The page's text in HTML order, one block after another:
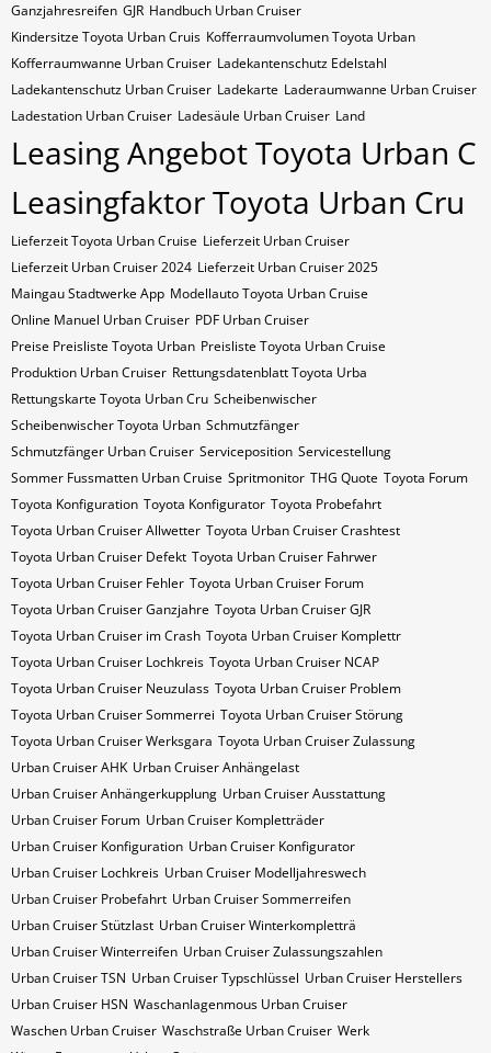
Ganzjahresreifen GJR Handbuch Urban Cruiser
Kindersitze Toyota Urban Cruis Kofferraumvolumen Toyota Urban
Kofferraumwanne Urban Cruiser Ladekantenschutz Edelstahl
Ladekantenschutz Urban Cruiser Ladekarte Laderaumwanne Urban Cruiser
Ladestation Urban Cruiser Ladesäule Urban Cruiser Land
Leasing Angebot Toyota Urban C
Leasingfaktor Toyota Urban Cru
Lieferzeit Toyota Urban Cruise Lieferzeit Urban Cruiser
Lieferzeit Urban Cruiser 2024 Lieferzeit Urban Cruiser 2025
Maingau Stadtwerke App Modellauto Toyota Urban Cruise
Online Manuel Urban Cruiser PDF Urban Cruiser
Preise Preisliste Toyota Urban Preisliste Toyota Urban Cruise
Produktion Urban Cruiser Rettungsdatenblatt Toyota Urba
Rettungskarte Toyota Urban Cru Scheibenwischer
Scheibenwischer Toyota​ Urban Schmutzfänger
Schmutzfänger Urban Cruiser Serviceposition Servicestellung
Sommer Fussmatten Urban Cruise Spritmonitor THG Quote Toyota Forum
Toyota Konfiguration Toyota Konfigurator Toyota Probefahrt
Toyota Urban Cruiser Allwetter Toyota Urban Cruiser Crashtest
Toyota Urban Cruiser Defekt Toyota Urban Cruiser Fahrwer
Toyota Urban Cruiser Fehler Toyota Urban Cruiser Forum
Toyota Urban Cruiser Ganzjahre Toyota Urban Cruiser GJR
Toyota Urban Cruiser im Crash Toyota Urban Cruiser Komplettr
Toyota Urban Cruiser Lochkreis Toyota Urban Cruiser NCAP
Toyota Urban Cruiser Neuzulass Toyota Urban Cruiser Problem
Toyota Urban Cruiser Sommerrei Toyota Urban Cruiser Störung
Toyota Urban Cruiser Werksgara Toyota Urban Cruiser Zulassung
Urban Cruiser AHK Urban Cruiser Anhängelast
Urban Cruiser Anhängerkupplung Urban Cruiser Ausstattung
Urban Cruiser Forum Urban Cruiser Kompletträder
Urban Cruiser Konfiguration Urban Cruiser Konfigurator
Urban Cruiser Lochkreis Urban Cruiser Modelljahreswech
Urban Cruiser Probefahrt Urban Cruiser Sommerreifen
Urban Cruiser Stützlast Urban Cruiser Winterkompletträ
Urban Cruiser Winterreifen Urban Cruiser Zulassungszahlen
Urban Cruiser​​​​ TSN Urban Cruiser​​​​ Typschlüssel Urban Cruiser​​​​​ Herstellers
Urban Cruiser​​​​​ HSN Waschanlagenmous Urban Cruiser
Waschen Urban Cruiser Waschstraße Urban Cruiser Werk